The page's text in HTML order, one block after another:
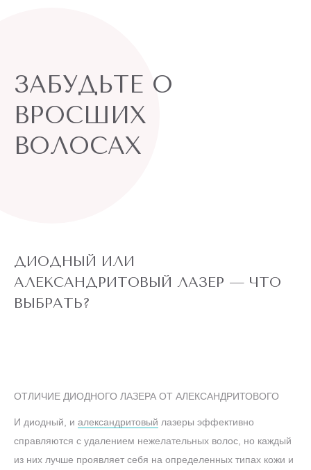
ЗАБУДЬТЕ О
ВРОСШИХ
ВОЛОСАХ
ДИОДНЫЙ ИЛИ
АЛЕКСАНДРИТОВЫЙ ЛАЗЕР — ЧТО
ВЫБРАТЬ?
ОТЛИЧИЕ ДИОДНОГО ЛАЗЕРА ОТ АЛЕКСАНДРИТОВОГО
И диодный, и александритовый лазеры эффективно
справляются с удалением нежелательных волос, но каждый
из них лучше проявляет себя на определенных типах кожи и